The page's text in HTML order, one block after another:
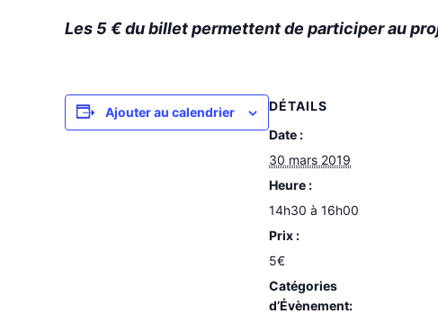
Les 5 € du billet permettent de participer au
Ajouter au calendrier
DÉTAILS
Date :
30 mars 2019
Heure :
14h30 à 16h00
Prix :
5€
Catégories
d’Évènement: